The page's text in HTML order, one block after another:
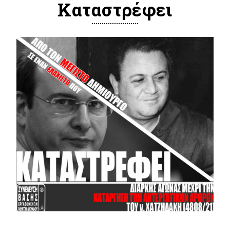
Καταστρέφει